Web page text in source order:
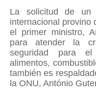
La solicitud de un
internacional provino
el primer ministro,
para atender la
seguridad para
alimentos,
también es
la ONU, António